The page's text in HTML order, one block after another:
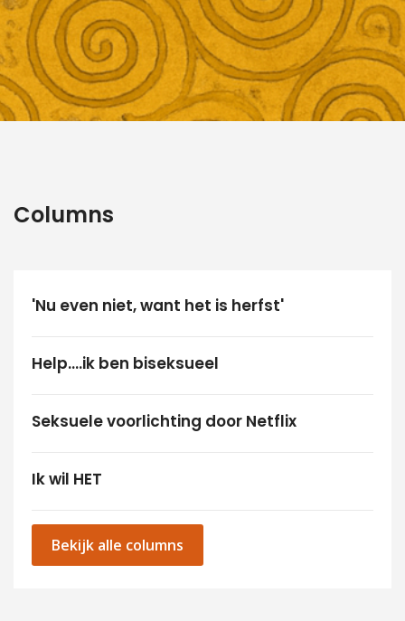
Columns
'Nu even niet, want het is herfst'
Help....ik ben biseksueel
Seksuele voorlichting door Netflix
Ik wil HET
Bekijk alle columns